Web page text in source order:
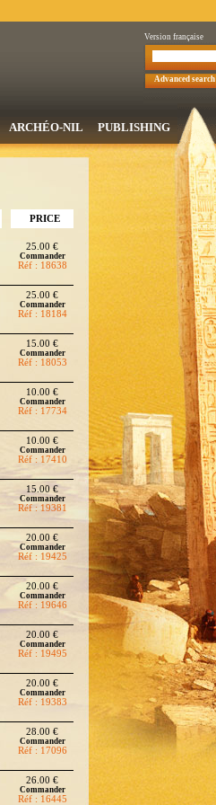
Version française
Advanced search
ARCHÉO-NIL PUBLISHING
PRICE
25.00 €
Commander
Réf : 18638
25.00 €
Commander
Réf : 18184
15.00 €
Commander
Réf : 18053
10.00 €
Commander
Réf : 17734
10.00 €
Commander
Réf : 17410
15.00 €
Commander
Réf : 19381
20.00 €
Commander
Réf : 19425
20.00 €
Commander
Réf : 19646
20.00 €
Commander
Réf : 19495
20.00 €
Commander
Réf : 19383
28.00 €
Commander
Réf : 17096
26.00 €
Commander
Réf : 16445